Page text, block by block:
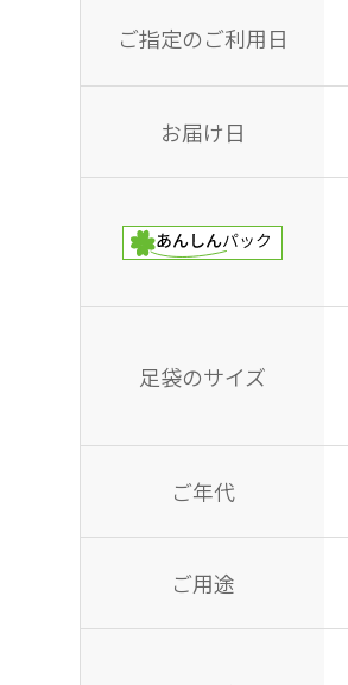
ご指定のご利用日
お届け日
足袋のサイズ
ご年代
ご用途